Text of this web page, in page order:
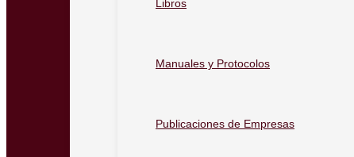
Libros
Manuales y Protocolos
Publicaciones de Empresas